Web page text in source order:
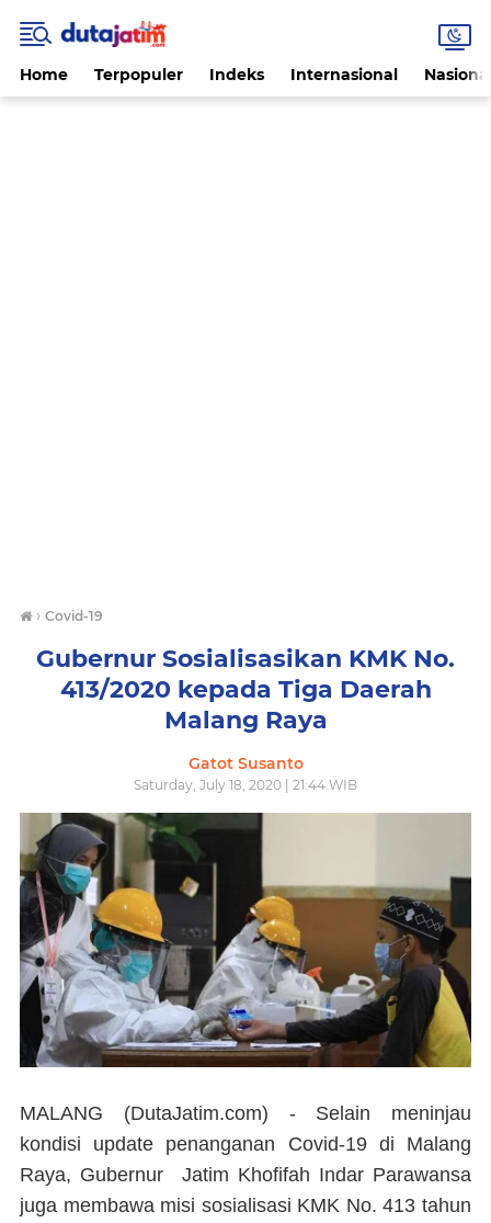
Home Terpopuler Indeks Internasional
› Covid-19
Gubernur Sosialisasikan KMK No.
413/2020 kepada Tiga Daerah
Malang Raya
Gatot Susanto
Saturday, July 18, 2020 | 21:44 WIB
MALANG (DutaJatim.com) - Selain meninjau
kondisi update penanganan Covid-19 di Malang
Raya, Gubernur Jatim Khofifah Indar Parawansa
juga membawa misi sosialisasi KMK No. 413 tahun